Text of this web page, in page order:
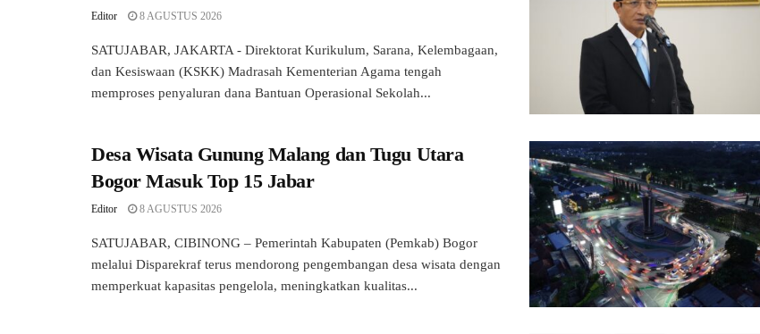
Editor 8 AGUSTUS 2026
SATUJABAR, JAKARTA - Direktorat Kurikulum, Sarana, Kelembagaan,
dan Kesiswaan (KSKK) Madrasah Kementerian Agama tengah
memproses penyaluran dana Bantuan Operasional Sekolah...
Desa Wisata Gunung Malang dan Tugu Utara
Bogor Masuk Top 15 Jabar
Editor 8 AGUSTUS 2026
SATUJABAR, CIBINONG – Pemerintah Kabupaten (Pemkab) Bogor
melalui Disparekraf terus mendorong pengembangan desa wisata dengan
memperkuat kapasitas pengelola, meningkatkan kualitas...